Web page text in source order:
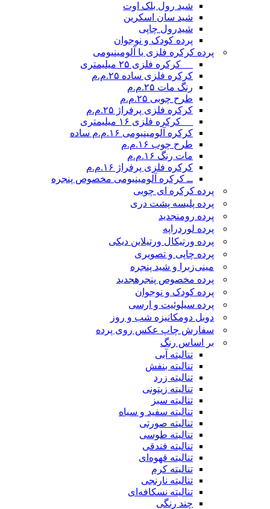
شید رول بلک اوت
شید سان اسکرین
شیدرول چاپی
پرده کودک و نوجوان
پرده کرکره فلزی یا آلومینیومی
__ کرکره فلزی ۲۵ میلیمتری
کرکره فلزی ساده ۲۵.م.م
رنگ مات ۲۵.م.م
طرح چوبی ۲۵.م.م
کرکره فلزی پرفراژ ۲۵.م.م
__ کرکره فلزی ۱۶ میلیمتری
کرکره آلومینیومی ۱۶.م.م ساده
طرح چوب ۱۶.م.م
مات رنگ ۱۶.م.م
کرکره فلزی پرفراژ ۱۶.م.م
ــ کرکره آلومینیومی مخصوص پنجره
پرده کرکره ای چوبی
پرده پلیسه پشت دری
پرده رومنجدید
پرده لوردراپه
پرده ورتیکال ورتیلاین دیکی
پرده چاپی و تصویری
مینی‌زبرا و شید پنجره
پرده مخصوص پنجرهجدید
پرده کودک و نوجوان
پرده سیلوئیت و ارسی
دوبل دومکانیزه شب و روز
سفارش چاپ عکس روی پرده
بر اساس رنگ
تنالیته آبی
تنالیته بنفش
تنالیته زرد
تنالیته زیتونی
تنالیته سبز
تنالیته سفید و سیاه
تنالیته صورتی
تنالیته طوسی
تنالیته فندقی
تنالیته قهوه‌ای
تنالیته کرم
تنالیته نارنجی
تنالیته نسکافه‌ای
چند رنگی